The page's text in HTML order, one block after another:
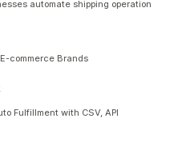
automate shipping operation
commerce Brands
Fulfillment with CSV, API